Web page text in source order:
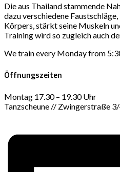
Die aus Thailand stammende
dazu verschiedene
Körpers, stärkt seine Muskeln
Training wird so zugleich auch
We train every Monday from
Öffnungszeiten
Montag 17.30 – 19.30 Uhr
Tanzscheune // Zwingerstraße